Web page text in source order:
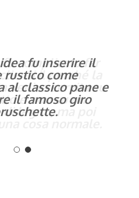
fu complicato far
il perché la
veniva servita su
e non su un
legno, ma poi
fu inserire il
rustico come
al classico pane e
il famoso giro